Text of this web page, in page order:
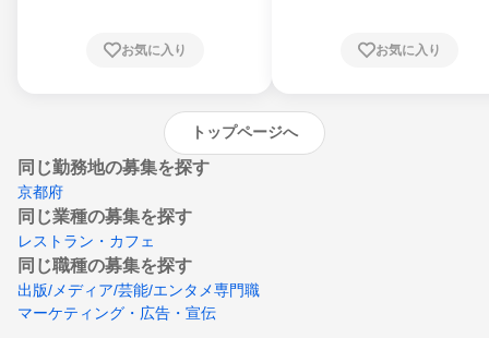
崎県、熊本県、大分県、宮崎県、鹿児島県、
お気に入り お気に入り
トップページへ
同じ勤務地の募集を探す
京都府
同じ業種の募集を探す
レストラン・カフェ
同じ職種の募集を探す
出版/メディア/芸能/エンタメ専門職
マーケティング・広告・宣伝